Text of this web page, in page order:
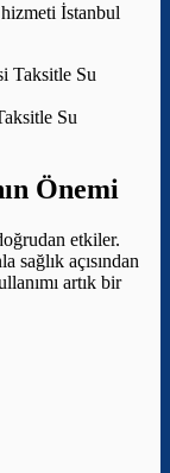
hizmeti İstanbul
Su
Önemi
etkiler.
sağlık açısından
artık bir